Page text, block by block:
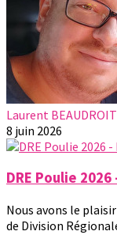
Laurent BEAUDROIT
8 juin 2026
DRE Poulie
Nous avons le
de Division